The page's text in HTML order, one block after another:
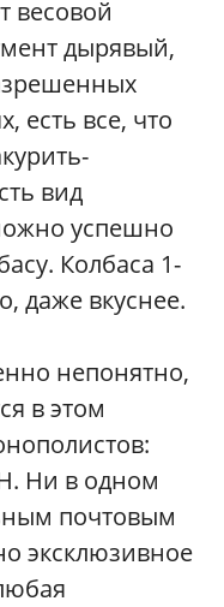
весовой
дырявый,
есть все, что
вид
успешно
Колбаса 1-
даже вкуснее.
непонятно,
в этом
Ни в одном
почтовым
эксклюзивное